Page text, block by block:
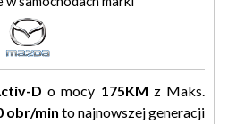
D o mocy 175KM z Maks.
obr/min to najnowszej generacji